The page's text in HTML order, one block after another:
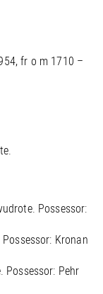
fr o m 1710 –
Possessor:
Kronan
Pehr